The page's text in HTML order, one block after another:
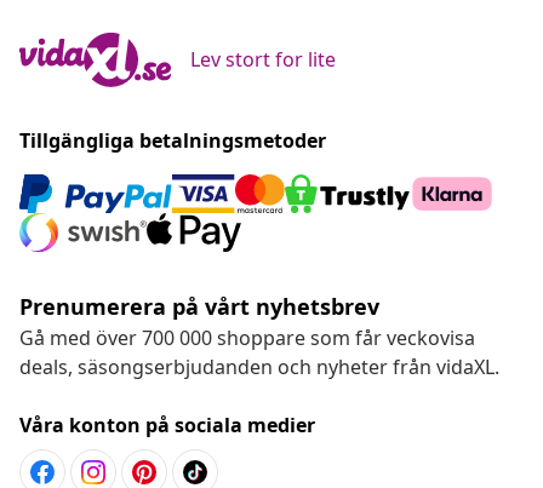
Lev stort for lite
Tillgängliga betalningsmetoder
Prenumerera på vårt nyhetsbrev
Gå med över 700 000 shoppare som får veckovisa
deals, säsongserbjudanden och nyheter från vidaXL.
Våra konton på sociala medier